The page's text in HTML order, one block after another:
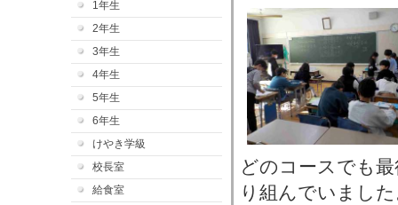
1年生
2年生
3年生
4年生
5年生
6年生
けやき学級
校長室
給食室
どのコースでも
り組んでいまし